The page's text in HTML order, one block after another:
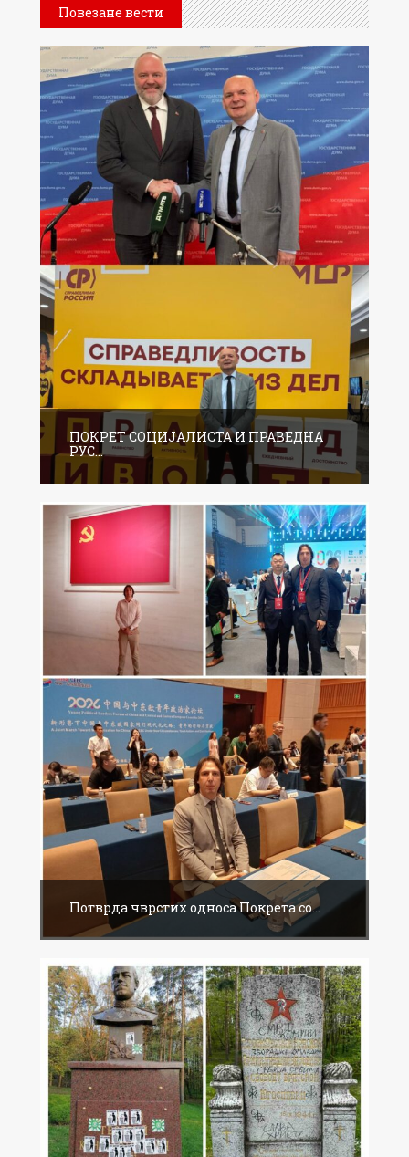
Повезане вести
ПОКРЕТ СОЦИЈАЛИСТА И ПРАВЕДНА
РУС...
Потврда чврстих односа Покрета со...